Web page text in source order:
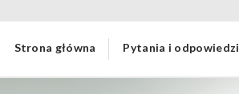
Strona główna Pytania i odpowiedzi